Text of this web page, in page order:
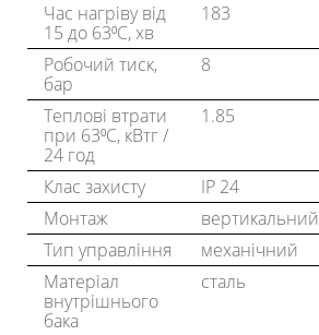
Час нагріву від
15 до 63⁰C, хв
183
Робочий тиск,
бар
8
Теплові втрати
при 63⁰C, кВтг /
24 год
1.85
Клас захисту
IP 24
Монтаж
вертикальний
Тип управління
механічний
Матеріал
внутрішнього
бака
сталь